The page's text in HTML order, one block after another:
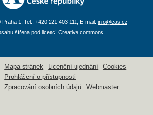
Praha 1, Tel.: +420 221 403 111, E-mail: info@cas.cz
šířena pod licencí Creative commons
Mapa stránek Licenční ujednání
Cookies
Prohlášení o přístupnosti
Zpracování osobních údajů
Webmaster